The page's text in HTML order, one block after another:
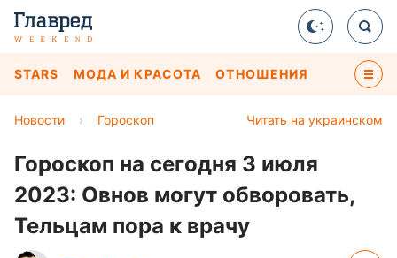
STARS МОДА И КРАСОТА ОТНОШЕНИЯ
Читать на украинском
Новости › Гороскоп
Гороскоп на сегодня 3 июля
2023: Овнов могут обворовать,
Тельцам пора к врачу